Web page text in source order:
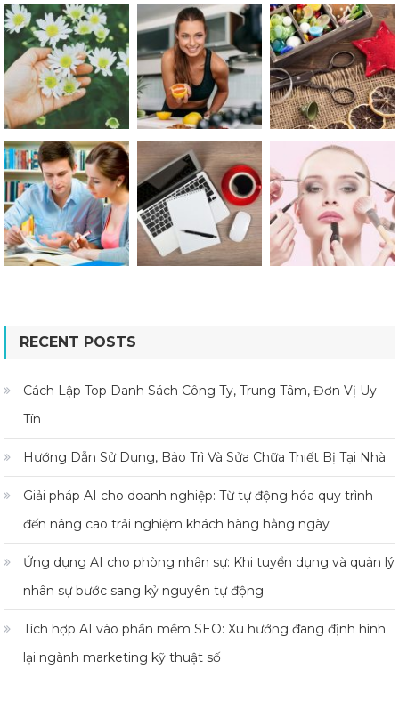
RECENT POSTS
Cách Lập Top Danh Sách Công Ty, Trung Tâm, Đơn Vị Uy
Tín
Hướng Dẫn Sử Dụng, Bảo Trì Và Sửa Chữa Thiết Bị Tại Nhà
Giải pháp AI cho doanh nghiệp: Từ tự động hóa quy trình
đến nâng cao trải nghiệm khách hàng hằng ngày
Ứng dụng AI cho phòng nhân sự: Khi tuyển dụng và quản lý
nhân sự bước sang kỷ nguyên tự động
Tích hợp AI vào phần mềm SEO: Xu hướng đang định hình
lại ngành marketing kỹ thuật số